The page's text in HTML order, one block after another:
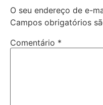
O seu endereço de e-
Campos obrigatórios
Comentário *